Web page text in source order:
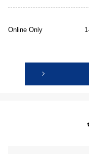
Online Only